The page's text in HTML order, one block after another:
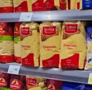
cung, lượng
tương đối cao.